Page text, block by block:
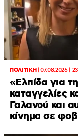
ΠΟΛΙΤΙΚΗ|07.08.2026 |
«Ελπίδα για
καταγγελίες
Γαλανού και
κίνημα σε